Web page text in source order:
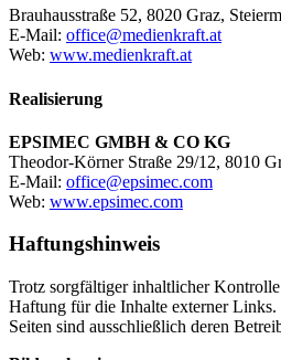
Brauhausstraße 52, 8020 Graz,
E-Mail: office@medienkraft.at
Web: www.medienkraft.at
Realisierung
EPSIMEC GMBH & CO KG
Theodor-Körner Straße 29/12, 8010
E-Mail: office@epsimec.com
Web: www.epsimec.com
Haftungshinweis
Trotz sorgfältiger inhaltlicher
Haftung für die Inhalte externer
Seiten sind ausschließlich deren